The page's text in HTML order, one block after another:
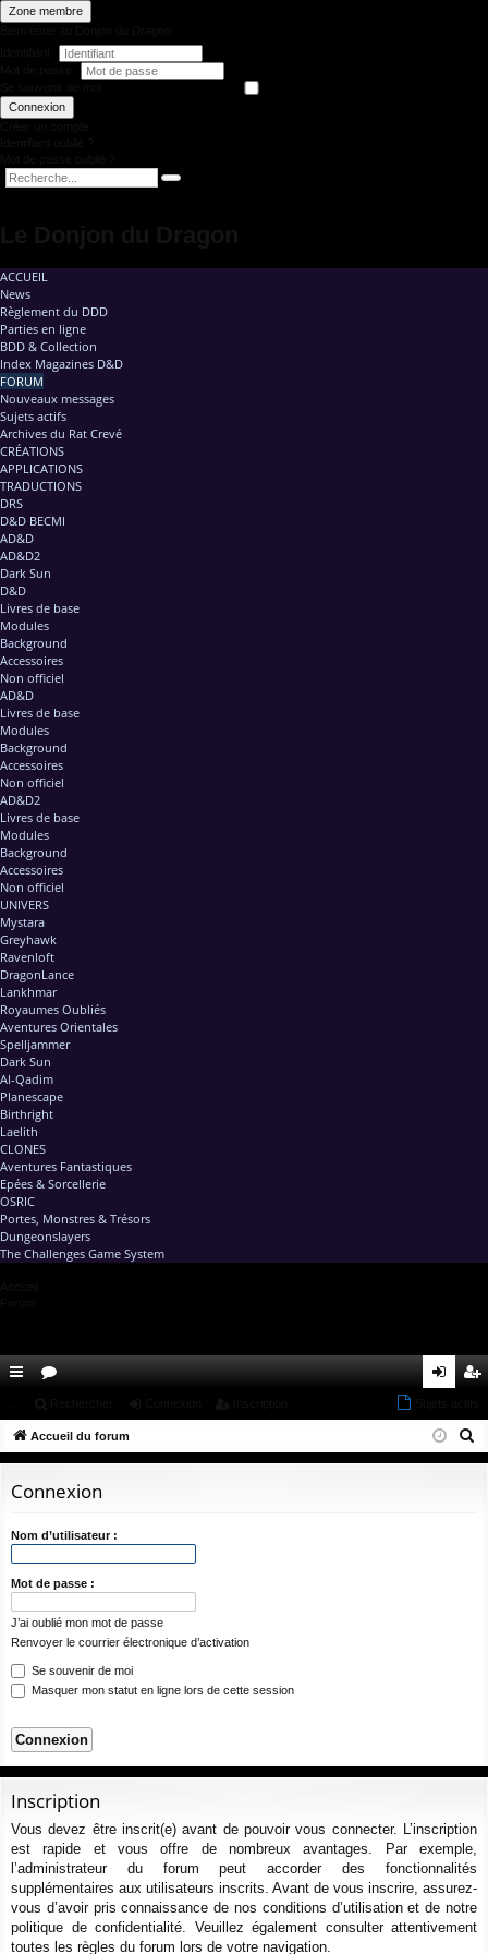
Zone membre
Connexion
ACCUEIL
News
Règlement du DDD
Parties en ligne
BDD & Collection
Index Magazines D&D
FORUM
Nouveaux messages
Sujets actifs
Archives du Rat Crevé
CRÉATIONS
APPLICATIONS
TRADUCTIONS
DRS
D&D BECMI
AD&D
AD&D2
Dark Sun
D&D
Livres de base
Modules
Background
Accessoires
Non officiel
AD&D
Livres de base
Modules
Background
Accessoires
Non officiel
AD&D2
Livres de base
Modules
Background
Accessoires
Non officiel
UNIVERS
Mystara
Greyhawk
Ravenloft
DragonLance
Lankhmar
Royaumes Oubliés
Aventures Orientales
Spelljammer
Dark Sun
Al-Qadim
Planescape
Birthright
Laelith
CLONES
Aventures Fantastiques
Epées & Sorcellerie
OSRIC
Portes, Monstres & Trésors
Dungeonslayers
The Challenges Game System
co
ci
s
u
s
ne cri
Accueil du forum
Connexion
Nom d’utilisateur :
Mot de passe :
J’ai oublié mon mot de passe
Renvoyer le courrier électronique d’activation
Se souvenir de moi
Masquer mon statut en ligne lors de cette session
Inscription
Vous devez être inscrit(e) avant de pouvoir vous connecter. L’inscription
est rapide et vous offre de nombreux avantages. Par exemple,
l’administrateur du forum peut accorder des fonctionnalités
supplémentaires aux utilisateurs inscrits. Avant de vous inscrire, assurez-
vous d’avoir pris connaissance de nos conditions d’utilisation et de notre
politique de confidentialité. Veuillez également consulter attentivement
toutes les règles du forum lors de votre navigation.